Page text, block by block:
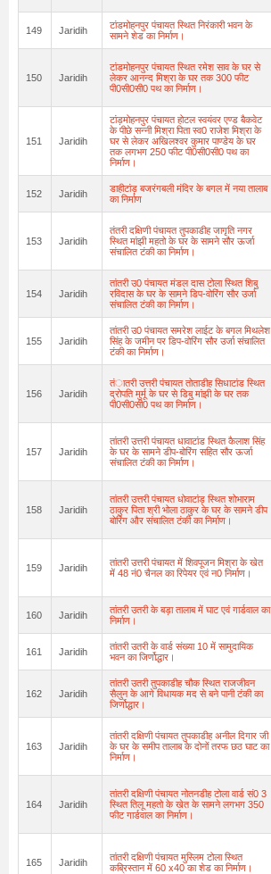
149 Jaridih
टांडमोहनपुर पंचायत स्थित निरंकारी भवन के
सामने शेड का निर्माण।
150 Jaridih
टांडमोहनपुर पंचायत स्थित रमेश साव के घर से
लेकर आनन्द मिश्रा के घर तक 300 फीट
पी0सी0सी0 पथ का निर्माण।
151 Jaridih
टांड़मोहनपुर पंचायत होटल स्वयंवर एण्ड बैकवेट
के पीछे सन्नी मिश्रा पिता स्व0 राजेश मिश्रा के
घर से लेकर अखिलश्वर कुमार पाण्डेय के घर
तक लगभग 250 फीट पी0सी0सी0 पथ का
निर्माण।
152 Jaridih
डाहीटांड़ बजरंगबली मंदिर के बगल में नया तालाब
का निर्माण
153 Jaridih
तंतरी दक्षिणी पंचायत तुपकाडीह जागृति नगर
स्थित मांझी महतो के घर के सामने सौर ऊर्जा
संचालित टंकी का निर्माण।
154 Jaridih
तांतरी उ0 पंचायत मंडल दास टोला स्थित शिबु
रविदास के घर के सामने डिप-वोरिंग सौर उर्जा
संचालित टंकी का निर्माण।
155 Jaridih
तांतरी उ0 पंचायत समरेश लाईट के बगल मिथलेश
सिंह के जमीन पर डिप-वोरिंग सौर उर्जा संचालित
टंकी का निर्माण।
156 Jaridih
तंातरी उत्तरी पंचायत तोताडीह सिधाटांड स्थित
द्रोपति मुर्मू के घर से डिबु मांझी के घर तक
पी0सी0सी0 पथ का निर्माण।
157 Jaridih
तांतरी उत्तरी पंचायत धावाटांड स्थित कैलाश सिंह
के घर के सामने डीप-बोरिंग सहित सौर ऊर्जा
संचालित टंकी का निर्माण।
158 Jaridih
तांतरी उत्तरी पंचायत धोवाटांड़ स्थित शोभाराम
ठाकुर पिता श्री भोला ठाकुर के घर के सामने डीप
बोरिंग और संचालित टंकी का निर्माण।
159 Jaridih
तांतरी उत्तरी पंचायत में शिवपूजन मिश्रा के खेत
में 48 नं0 चैनल का रिपेयर एवं न0 निर्माण।
160 Jaridih
तांतरी उतरी के बड़ा तालाब में घाट एवं गार्डवाल का
निर्माण।
161 Jaridih
तांतरी उतरी के वार्ड संख्या 10 में सामुदायिक
भवन का जिर्णोद्धार।
162 Jaridih
तांतरी उतरी तुपकाडीह चौक स्थित राजजीवन
सैलुन के आगे विधायक मद से बने पानी टंकी का
जिर्णोद्धार।
163 Jaridih
तांतरी दक्षिणी पंचायत तुपकाडीह अनील दिगार जी
के घर के समीप तालाब के दोनों तरफ छठ घाट का
निर्माण।
164 Jaridih
तांतरी दक्षिणी पंचायत नोतनडीह टोला वार्ड सं0 3
स्थित तिलू महतो के खेत के सामने लगभग 350
फीट गार्डवाल का निर्माण।
165 Jaridih
तांतरी दक्षिणी पंचायत मुस्लिम टोला स्थित
कब्रिस्तान में 60 x40 का शेड का निर्माण।